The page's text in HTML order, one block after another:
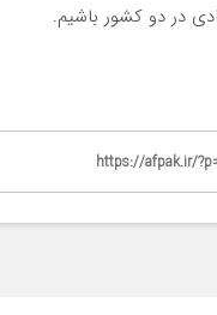
در دو کشور باشیم.
https://afpak.ir/